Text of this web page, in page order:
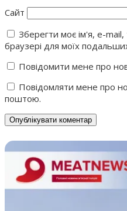
Сайт
Зберегти моє ім'я, e-
браузері для моїх
Повідомити мене про
Повідомляти мене про
поштою.